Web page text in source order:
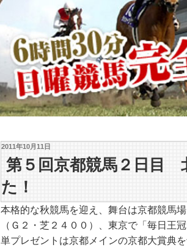
2011年10月11日
第５回京都競馬２日目
た！
本格的な秋競馬を迎え、舞台は京都競馬
（Ｇ２・芝２４００）、東京で「毎日王
単プレゼントは京都メインの京都大賞典